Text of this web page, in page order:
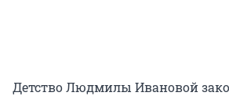
Детство Людмилы Ивановой